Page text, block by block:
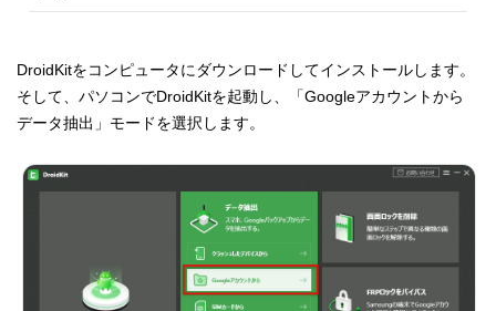
DroidKitをコンピュータにダウンロードしてインストールします。
そして、パソコンでDroidKitを起動し、「Googleアカウントから
データ抽出」モードを選択します。